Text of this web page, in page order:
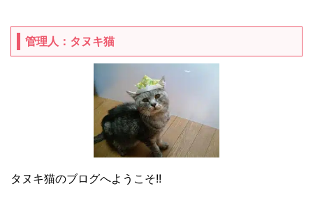
管理人：タヌキ猫
タヌキ猫のブログへようこそ!!